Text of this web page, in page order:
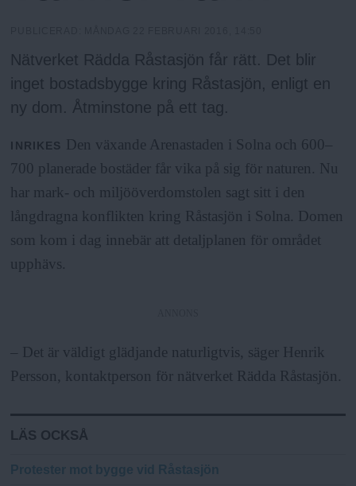
h
o
l
m
s
F
r
a
n
Nätverket Rädda Råstasjön får rätt. Det blir
inget bostadsbygge kring Råstasjön, enligt en
ny dom. Åtminstone på ett tag.
INRIKES
Den växande Arenastaden i Solna och 600–
700 planerade bostäder får vika på sig för naturen. Nu
har mark- och miljööverdomstolen sagt sitt i den
långdragna konflikten kring Råstasjön i Solna. Domen
som kom i dag innebär att detaljplanen för området
upphävs.
– Det är väldigt glädjande naturligtvis, säger Henrik
Persson, kontaktperson för nätverket Rädda Råstasjön.
LÄS OCKSÅ
Protester mot bygge vid Råstasjön